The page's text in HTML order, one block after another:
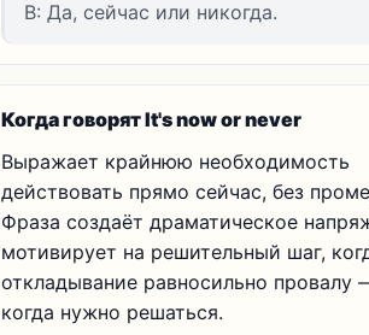
B: Да, сейчас или никогда.
Когда говорят It's now or never
Выражает крайнюю необходимость
действовать прямо сейчас, без
Фраза создаёт драматическое
мотивирует на решительный шаг,
откладывание равносильно провалу
когда нужно решаться.